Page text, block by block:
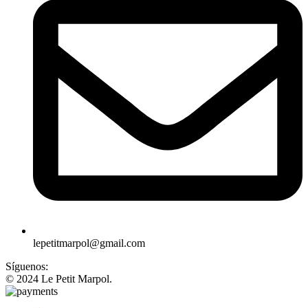
lepetitmarpol@gmail.com
Síguenos:
© 2024 Le Petit Marpol.